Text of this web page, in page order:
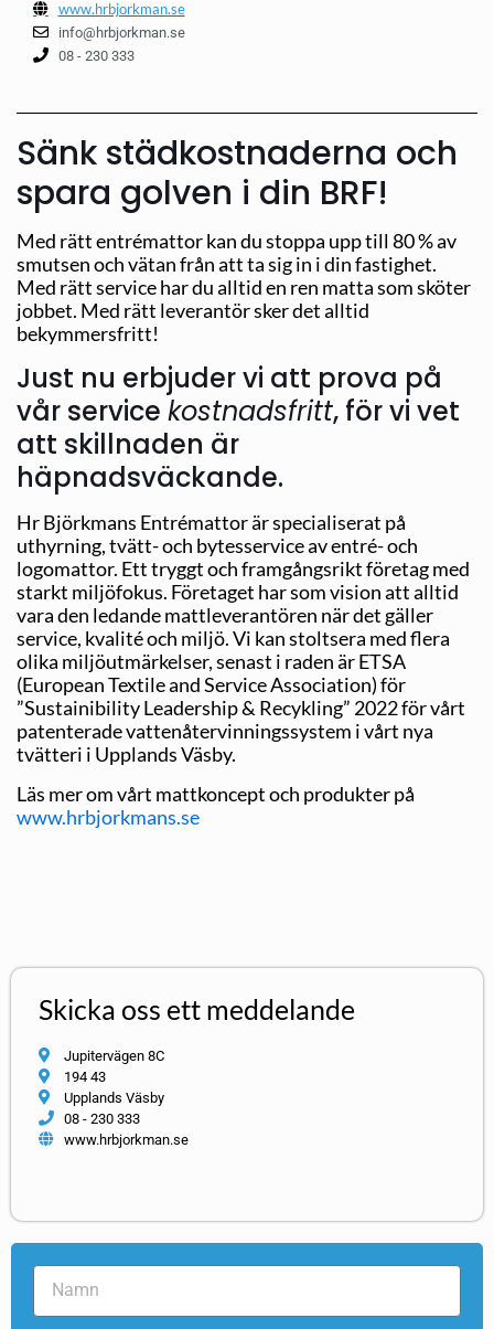
www.hrbjorkman.se
info@hrbjorkman.se
08 - 230 333
Sänk städkostnaderna och
spara golven i din BRF!
Med rätt entrémattor kan du stoppa upp till 80 % av
smutsen och vätan från att ta sig in i din fastighet.
Med rätt service har du alltid en ren matta som sköter
jobbet. Med rätt leverantör sker det alltid
bekymmersfritt!
Just nu erbjuder vi att prova på
vår service kostnadsfritt, för vi vet
att skillnaden är
häpnadsväckande.
Hr Björkmans Entrémattor är specialiserat på
uthyrning, tvätt- och bytesservice av entré- och
logomattor. Ett tryggt och framgångsrikt företag med
starkt miljöfokus. Företaget har som vision att alltid
vara den ledande mattleverantören när det gäller
service, kvalité och miljö. Vi kan stoltsera med flera
olika miljöutmärkelser, senast i raden är ETSA
(European Textile and Service Association) för
”Sustainibility Leadership & Recykling” 2022 för vårt
patenterade vattenåtervinningssystem i vårt nya
tvätteri i Upplands Väsby.
Läs mer om vårt mattkoncept och produkter på
www.hrbjorkmans.se
Skicka oss ett meddelande
Jupitervägen 8C
194 43
Upplands Väsby
08 - 230 333
www.hrbjorkman.se